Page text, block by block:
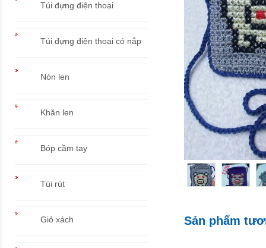
Túi đựng điện thoại
Túi đựng điện thoại có nắp
Nón len
Khăn len
Bóp cầm tay
Túi rút
Giỏ xách Sản phẩm